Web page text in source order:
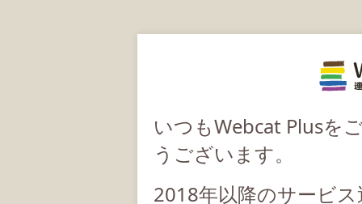
いつもWebcat Plusを
うございます。
2018年以降のサービ